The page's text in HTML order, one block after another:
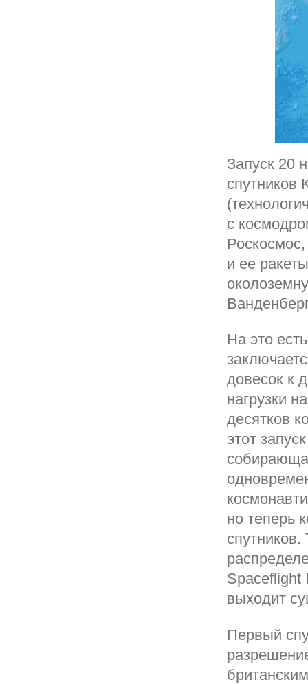
Запуск 20
спутников
с
и ее
На это
довесок к
нагрузки
десятков
этот
но теперь
Spaceflight
выходит
Первый